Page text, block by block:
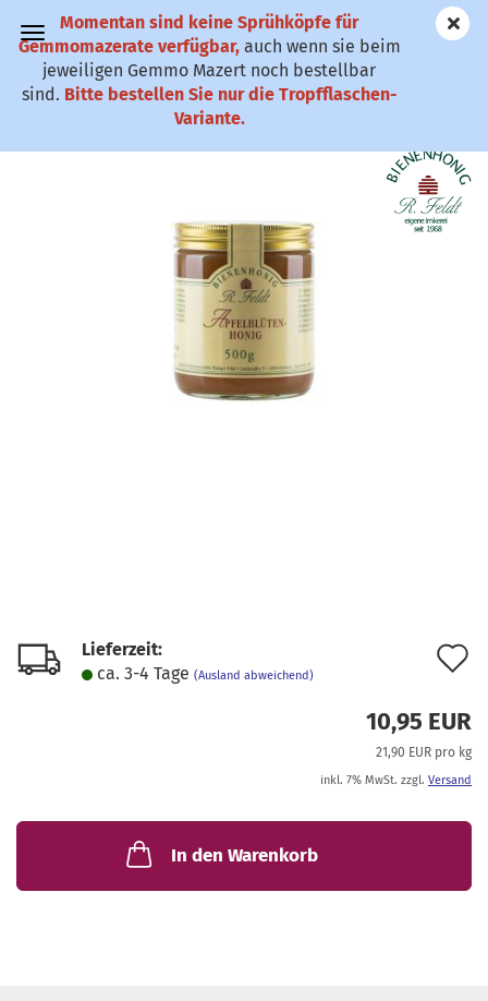
✆ 0911-61 79
25
Momentan sind keine Sprühköpfe für
Gemmomazerate verfügbar, auch wenn sie beim
jeweiligen Gemmo Mazert noch bestellbar
sind. Bitte bestellen Sie nur die Tropfflaschen-
Variante.
Apfelblütenhonig
Lieferzeit:
ca. 3-4 Tage (Ausland abweichend)
10,95 EUR
21,90 EUR pro kg
inkl. 7% MwSt. zzgl. Versand
In den Warenkorb